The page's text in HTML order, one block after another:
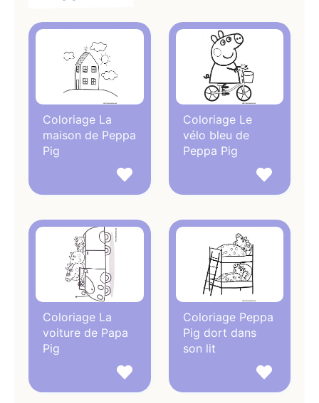
Huggy Wuggy,coloriages Spidey,coloriages Among
Coloriage La
maison de Peppa
Pig
Coloriage Le
vélo bleu de
Peppa Pig
Coloriage La
voiture de Papa
Pig
Coloriage Peppa
Pig dort dans
son lit